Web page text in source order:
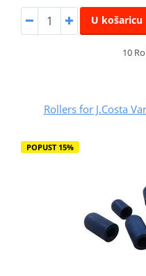
U košaricu
10
Rollers for J.Costa
POPUST 15%